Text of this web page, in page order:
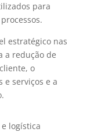
para
estratégico nas
a redução de
o
serviços e a
logística